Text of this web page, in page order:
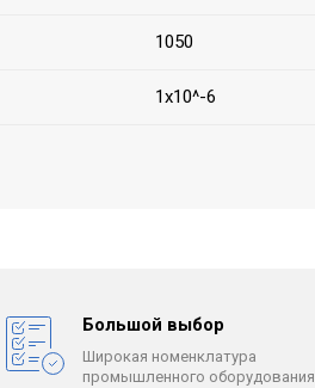
1050
1х10^-6
Большой выбор
Широкая номенклатура
промышленного